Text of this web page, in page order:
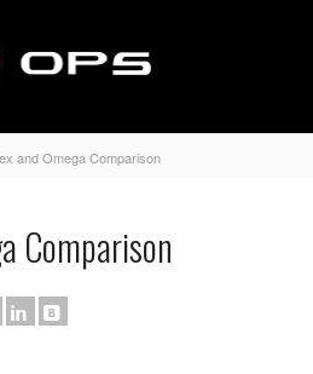
and Omega Comparison
Comparison